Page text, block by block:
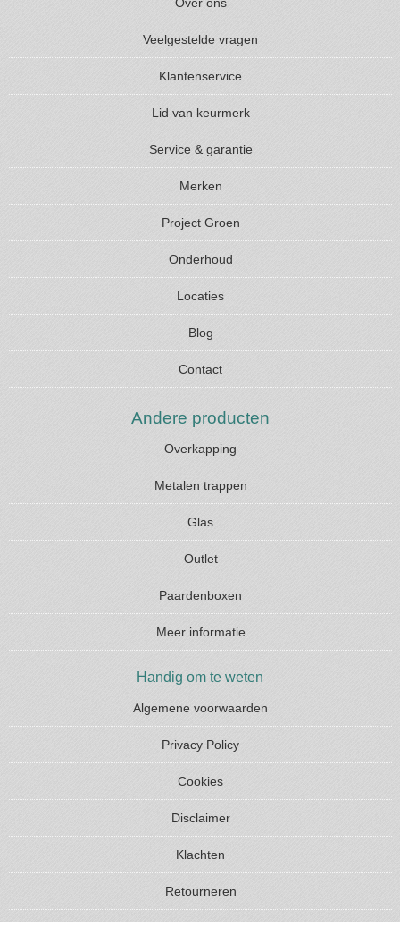
Veelgestelde vragen
Klantenservice
Lid van keurmerk
Service & garantie
Merken
Project Groen
Onderhoud
Locaties
Blog
Contact
Andere producten
Overkapping
Metalen trappen
Glas
Outlet
Paardenboxen
Meer informatie
Handig om te weten
Algemene voorwaarden
Privacy Policy
Cookies
Disclaimer
Klachten
Retourneren